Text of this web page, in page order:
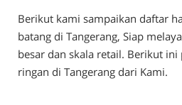
Berikut kami sampaikan daftar
batang di Tangerang, Siap
besar dan skala retail. Berikut
ringan di Tangerang dari Kami.